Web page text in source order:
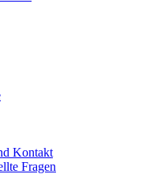
Kontakt
Fragen